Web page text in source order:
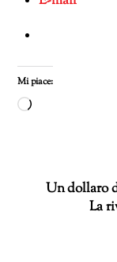
Mi piace:
Caricamento
Un dollaro
La